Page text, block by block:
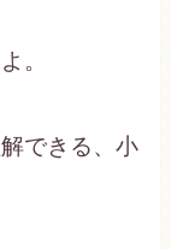
。
できる、小